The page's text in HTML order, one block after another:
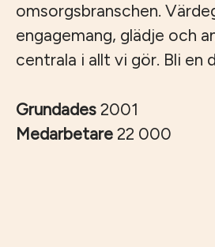
omsorgsbranschen.
engagemang, glädje och
centrala i allt vi gör. Bli en
Grundades 2001
Medarbetare 22 000